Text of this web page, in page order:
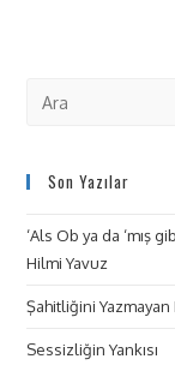
Son Yazılar
‘Als Ob ya da ‘mış
Hilmi Yavuz
Şahitliğini
Sessizliğin Yankısı